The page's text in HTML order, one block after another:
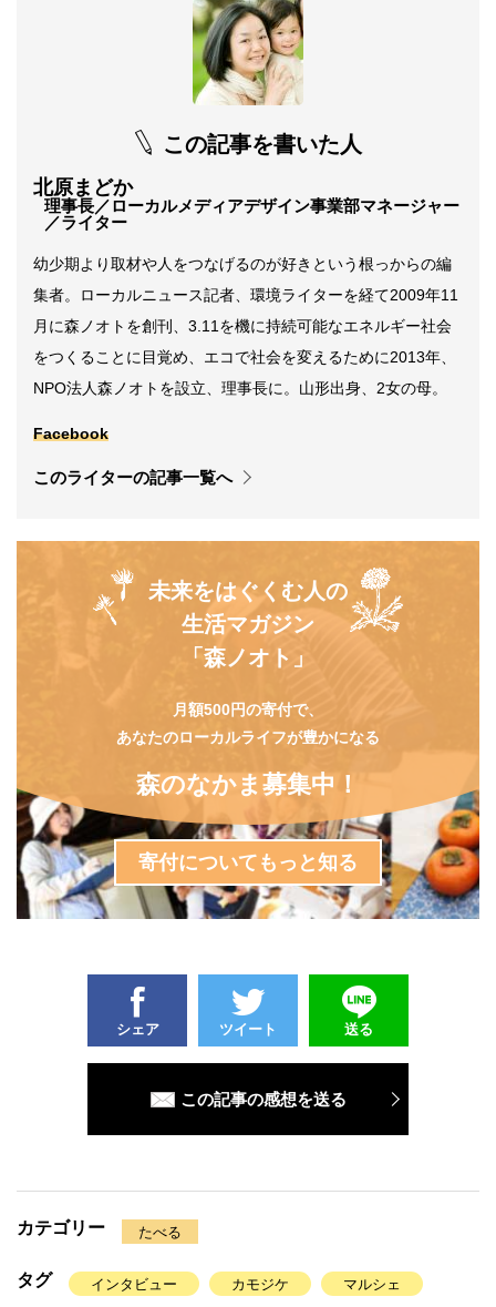
この記事を書いた人
北原まどか
理事長／ローカルメディアデザイン事業部マネージャー
／ライター
幼少期より取材や人をつなげるのが好きという根っからの編
集者。ローカルニュース記者、環境ライターを経て2009年11
月に森ノオトを創刊、3.11を機に持続可能なエネルギー社会
をつくることに目覚め、エコで社会を変えるために2013年、
NPO法人森ノオトを設立、理事長に。山形出身、2女の母。
Facebook
このライターの記事一覧へ
未来をはぐくむ人の
生活マガジン
「森ノオト」
月額500円の寄付で、
あなたのローカルライフが豊かになる
森のなかま募集中！
寄付についてもっと知る
シェア ツイート 送る
この記事の感想を送る
カテゴリー たべる
タグ インタビュー カモジケ マルシェ